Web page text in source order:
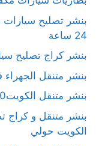
بنشر تصليح
24 ساعة
بنشر كراج تصليح
بنشر متنقل الجهراء
بنشر متنقل الكويت55336600
بنشر متنقل و كراج
الكويت حولي